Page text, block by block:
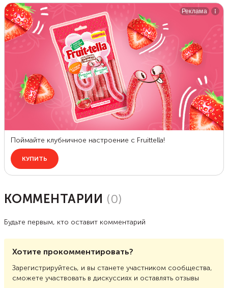
КОММЕНТАРИИ (0)
Будьте первым, кто оставит комментарий
Хотите прокомментировать?
Зарегистрируйтесь, и вы станете участником сообщества,
сможете участвовать в дискуссиях и оставлять отзывы